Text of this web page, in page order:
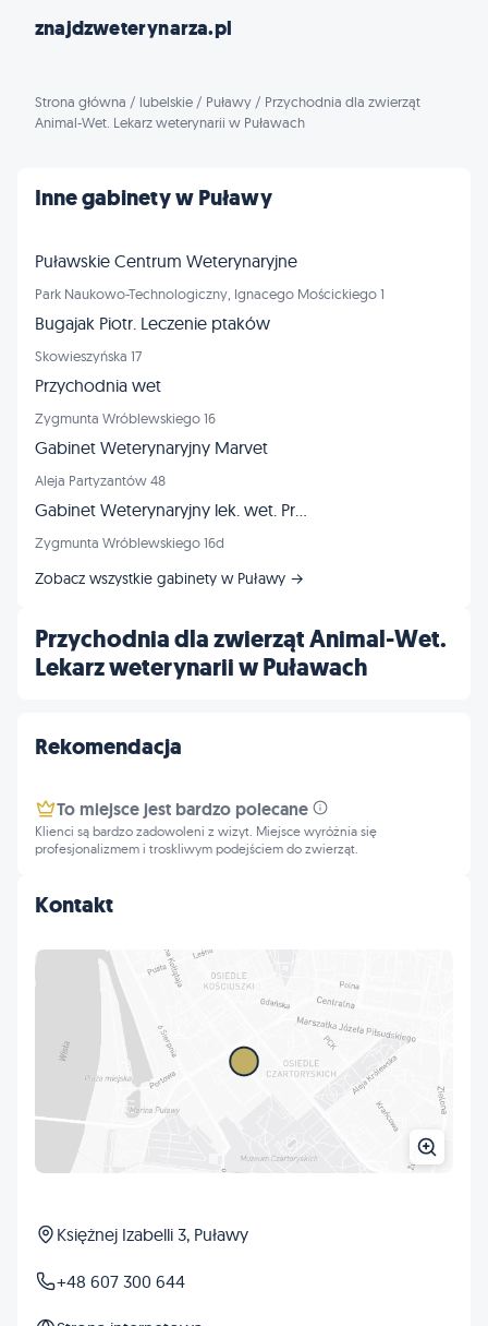
znajdzweterynarza.pl
Strona główna / lubelskie / Puławy / Przychodnia dla zwierząt
Animal-Wet. Lekarz weterynarii w Puławach
Przychodnia dla zwierząt Animal-Wet.
Lekarz weterynarii w Puławach
Kontakt
Księżnej Izabelli 3, Puławy
+48 607 300 644
Inne gabinety w Puławy
Puławskie Centrum Weterynaryjne
Park Naukowo-Technologiczny, Ignacego Mościckiego 1
Bugajak Piotr. Leczenie ptaków
Skowieszyńska 17
Przychodnia wet
Zygmunta Wróblewskiego 16
Gabinet Weterynaryjny Marvet
Aleja Partyzantów 48
Gabinet Weterynaryjny lek. wet. Przemysław Reichert
Zygmunta Wróblewskiego 16d
Zobacz wszystkie gabinety w Puławy →
Rekomendacja
To miejsce jest bardzo polecane
Klienci są bardzo zadowoleni z wizyt. Miejsce wyróżnia się
profesjonalizmem i troskliwym podejściem do zwierząt.